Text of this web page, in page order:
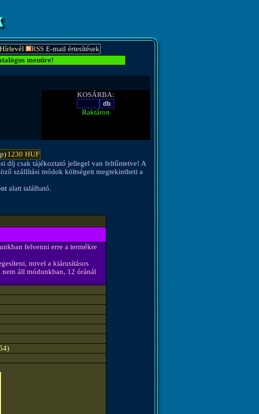
Hírlevél RSS E-mail értesítések
menüre!
KOSÁRBA:
Raktáron
1230 HUF
díj csak tájékoztató jellegel van feltűntetve! A
szállítási módok költségeit megtekintheti a
alatt található.
felvenni erre a termékre
mivel a kiárusításos
áll módunkban, 12 óránál